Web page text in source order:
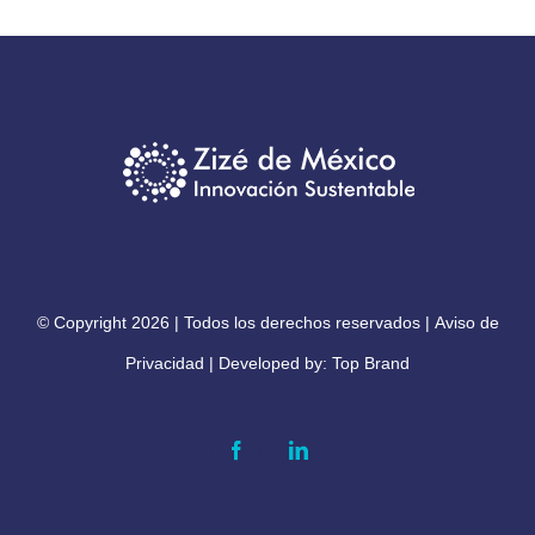
© Copyright 2026 | Todos los derechos reservados | Aviso de
Privacidad | Developed by: Top Brand
FacebookLinkedIn